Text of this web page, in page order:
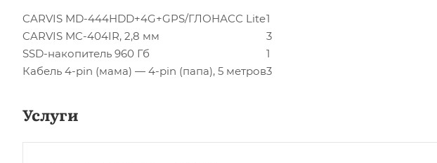
CARVIS MD-444HDD+4G+GPS/ГЛОНАСС Lite1
CARVIS MC-404IR, 2,8 мм
3
SSD-накопитель 960 Гб
1
Кабель 4-pin (мама) — 4-pin (папа), 5 метров3
Услуги